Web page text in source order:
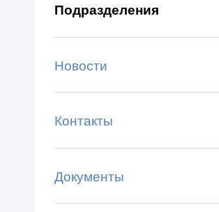
Подразделения
Новости
Контакты
Документы